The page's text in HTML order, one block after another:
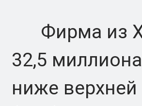
Фирма из
32,5
ниже